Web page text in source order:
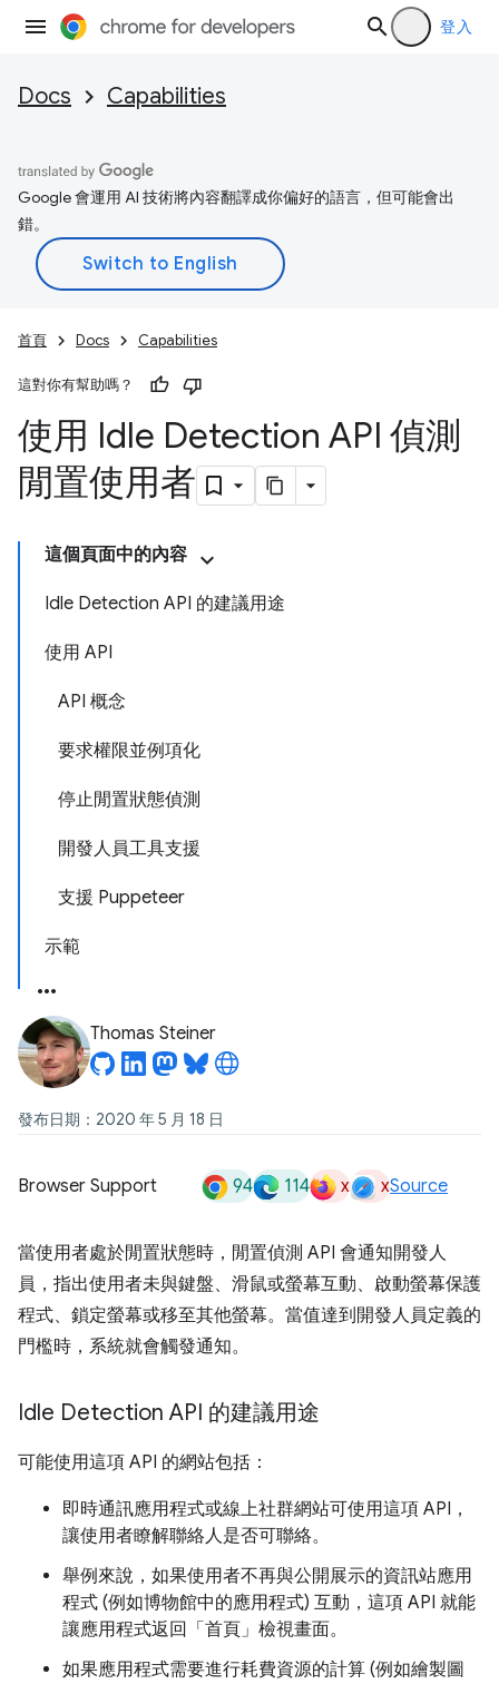
登入
Docs Capabilities
Google 會運用 AI 技術將內容翻譯成你偏好的語言，但可能會出
錯。
首頁 Docs Capabilities
這對你有幫助嗎？
使用 Idle Detection API 偵測
閒置使用者
這個頁面中的內容
Idle Detection API 的建議用途
使用 API
API 概念
要求權限並例項化
停止閒置狀態偵測
開發人員工具支援
支援 Puppeteer
示範
Thomas Steiner
發布日期：2020 年 5 月 18 日
Browser Support 94 114 x xSource
當使用者處於閒置狀態時，閒置偵測 API 會通知開發人
員，指出使用者未與鍵盤、滑鼠或螢幕互動、啟動螢幕保護
程式、鎖定螢幕或移至其他螢幕。當值達到開發人員定義的
門檻時，系統就會觸發通知。
Idle Detection API 的建議用途
可能使用這項 API 的網站包括：
即時通訊應用程式或線上社群網站可使用這項 API，
讓使用者瞭解聯絡人是否可聯絡。
舉例來說，如果使用者不再與公開展示的資訊站應用
程式 (例如博物館中的應用程式) 互動，這項 API 就能
讓應用程式返回「首頁」檢視畫面。
如果應用程式需要進行耗費資源的計算 (例如繪製圖